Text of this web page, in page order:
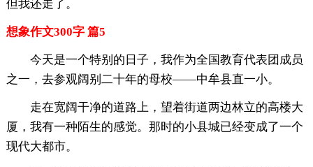
但我还走了。
想象作文300字 篇5
今天是一个特别的日子，我作为全国教育代表团成员
之一，去参观阔别二十年的母校——中牟县直一小。
走在宽阔干净的道路上，望着街道两边林立的高楼大
厦，我有一种陌生的感觉。那时的小县城已经变成了一个
现代大都市。